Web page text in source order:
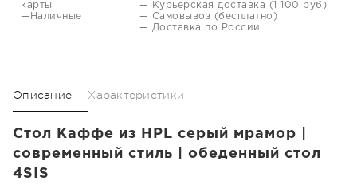
карты
—Наличные
— Курьерская доставка (1 100 руб)
— Самовывоз (бесплатно)
— Доставка по России
Описание Характеристики
Стол Каффе из HPL серый мрамор |
современный стиль | обеденный стол
4SIS